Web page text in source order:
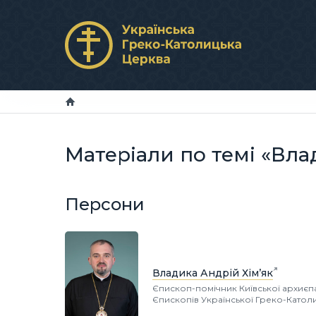
Матеріали по темі
Персони
Владика Андрій Хім’як
Єпископ-помічник Київської
Єпископів Української Греко-